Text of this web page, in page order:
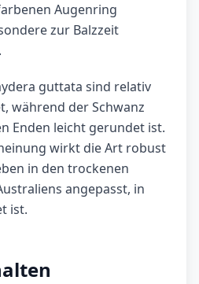
Augenring
zur Balzzeit
guttata sind relativ
während der Schwanz
Enden leicht gerundet ist.
wirkt die Art robust
in den trockenen
angepasst, in
ist.